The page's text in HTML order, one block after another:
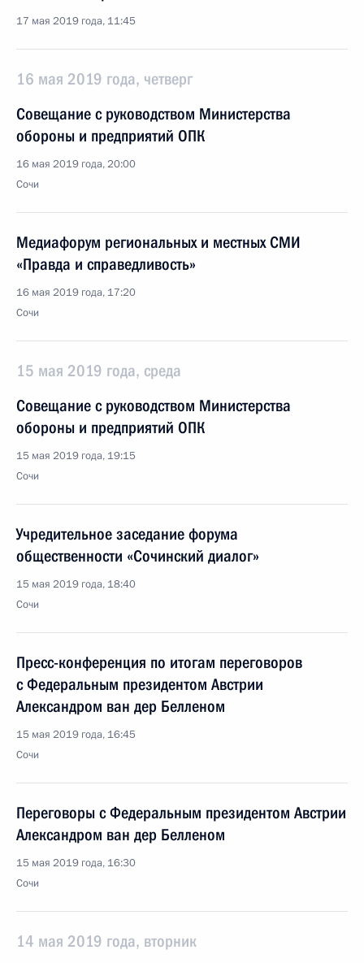
17 мая 2019 года, 11:45
16 мая 2019 года, четверг
Совещание с руководством Министерства
обороны и предприятий ОПК
16 мая 2019 года, 20:00
Сочи
Медиафорум региональных и местных СМИ
«Правда и справедливость»
16 мая 2019 года, 17:20
Сочи
15 мая 2019 года, среда
Совещание с руководством Министерства
обороны и предприятий ОПК
15 мая 2019 года, 19:15
Сочи
Учредительное заседание форума
общественности «Сочинский диалог»
15 мая 2019 года, 18:40
Сочи
Пресс-конференция по итогам переговоров
с Федеральным президентом Австрии
Александром ван дер Белленом
15 мая 2019 года, 16:45
Сочи
Переговоры с Федеральным президентом Австрии
Александром ван дер Белленом
15 мая 2019 года, 16:30
Сочи
14 мая 2019 года, вторник